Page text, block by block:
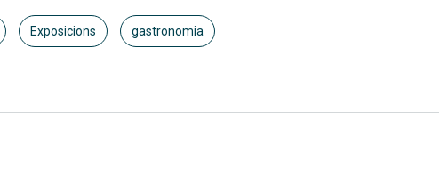
Exposicions gastronomia